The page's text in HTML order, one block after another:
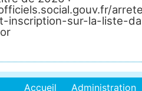
inscription-sur-la-liste-
Accueil Administration